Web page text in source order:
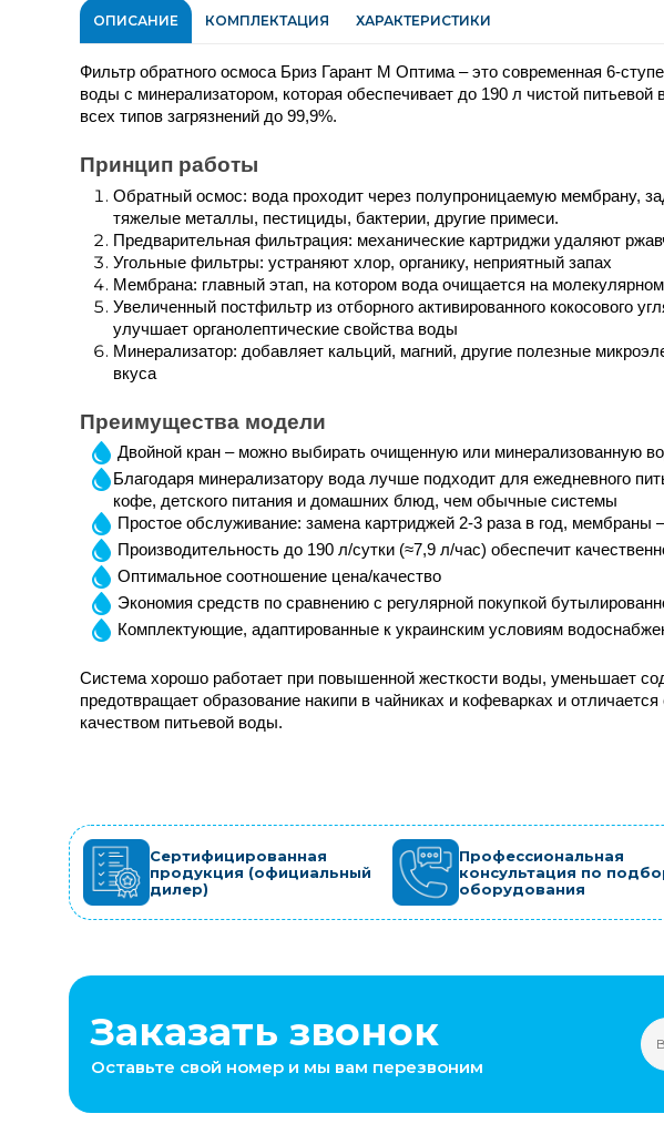
ОПИСАНИЕ КОМПЛЕКТАЦИЯ ХАРАКТЕРИСТИКИ
Фильтр обратного осмоса Бриз Гарант М Оптима – это современная 6-
воды с минерализатором, которая обеспечивает до 190 л чистой питьевой
всех типов загрязнений до 99,9%.
Принцип работы
Обратный осмос: вода проходит через полупроницаемую мембрану,
тяжелые металлы, пестициды, бактерии, другие примеси.
Предварительная фильтрация: механические картриджи удаляют
Угольные фильтры: устраняют хлор, органику, неприятный запах
Мембрана: главный этап, на котором вода очищается на
Увеличенный постфильтр из отборного активированного кокосового
улучшает органолептические свойства воды
Минерализатор: добавляет кальций, магний, другие полезные
вкуса
Преимущества модели
Двойной кран – можно выбирать очищенную или минерализованную
Благодаря минерализатору вода лучше подходит для ежедневного
кофе, детского питания и домашних блюд, чем обычные системы
Простое обслуживание: замена картриджей 2-3 раза в год, мембраны
Производительность до 190 л/сутки (≈7,9 л/час) обеспечит
Оптимальное соотношение цена/качество
Экономия средств по сравнению с регулярной покупкой
Комплектующие, адаптированные к украинским условиям
Система хорошо работает при повышенной жесткости воды, уменьшает
предотвращает образование накипи в чайниках и кофеварках и
качеством питьевой воды.
Сертифицированная
продукция (официальный
дилер)
Профессиональная
консультация по
оборудования
Заказать звонок
Оставьте свой номер и мы вам перезвоним